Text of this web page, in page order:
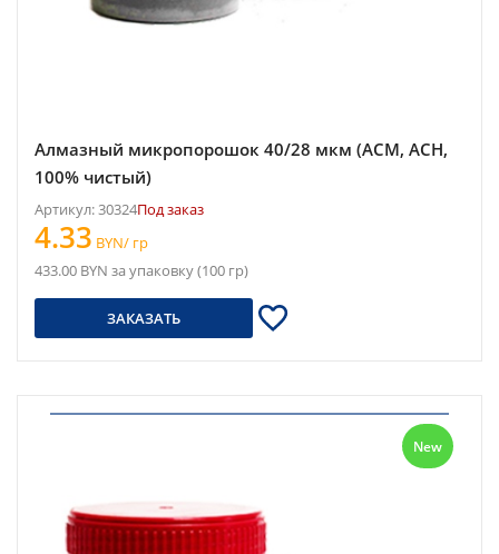
Алмазный микропорошок 40/28 мкм (АСМ, АСН,
100% чистый)
Артикул: 30324Под заказ
4.33 BYN/ гр
433.00 BYN за упаковку (100 гр)
ЗАКАЗАТЬ
New